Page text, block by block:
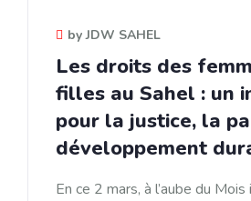
by JDW SAHEL
Les droits des
filles au Sahel : un
pour la justice, la
développement
En ce 2 mars, à l’aube du